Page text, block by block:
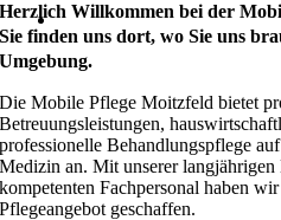
Herzlich Willkommen bei der
Sie finden uns dort, wo Sie uns
Umgebung.
Die Mobile Pflege Moitzfeld bietet
Betreuungsleistungen,
professionelle Behandlungspflege
Medizin an. Mit unserer langjährigen
kompetenten Fachpersonal haben
Pflegeangebot geschaffen.